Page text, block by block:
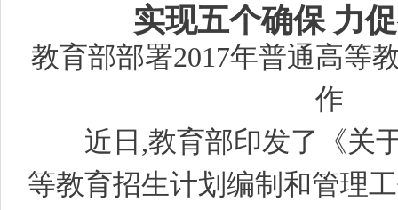
实现五个确保 力
教育部部署2017年普通高等
作
近日 ,教育部印发了《关
等教育招生计划编制和管理